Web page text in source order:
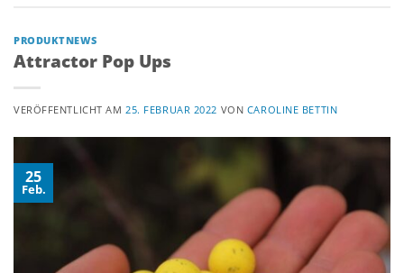
PRODUKTNEWS
Attractor Pop Ups
VERÖFFENTLICHT AM 25. FEBRUAR 2022 VON CAROLINE BETTIN
25
Feb.